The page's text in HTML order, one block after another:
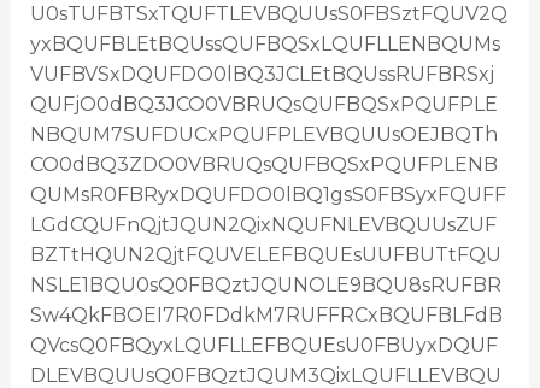
U0sTUFBTSxTQUFTLEVBQUUsS0FBSztFQUV2Q
yxBQUFBLEtBQUssQUFBQSxLQUFLLENBQUMs
VUFBVSxDQUFDO0lBQ3JCLEtBQUssRUFBRSxj
QUFjO0dBQ3JCO0VBRUQsQUFBQSxPQUFPLE
NBQUM7SUFDUCxPQUFPLEVBQUUsOEJBQTh
CO0dBQ3ZDO0VBRUQsQUFBQSxPQUFPLENB
QUMsR0FBRyxDQUFDO0lBQ1gsS0FBSyxFQUFF
LGdCQUFnQjtJQUN2QixNQUFNLEVBQUUsZUF
BZTtHQUN2QjtFQUVELEFBQUEsUUFBUTtFQU
NSLE1BQU0sQ0FBQztJQUNOLE9BQU8sRUFBR
Sw4QkFBOEI7R0FDdkM7RUFFRCxBQUFBLFdB
QVcsQ0FBQyxLQUFLLEFBQUEsU0FBUyxDQUF
DLEVBQUUsQ0FBQztJQUM3QixLQUFLLEVBQU